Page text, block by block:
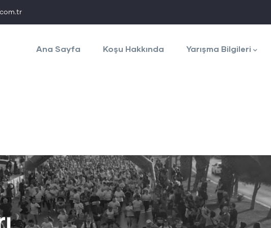
navigation
Ana Sayfa Koşu Hakkında Yarışma Bilgileri